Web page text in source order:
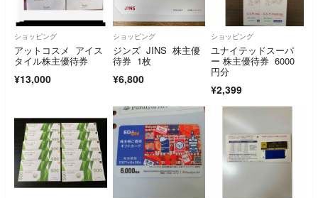
ショッピング
アットコスメ アイス
タイル株主優待券
¥13,000
ショッピング
ジンズ JINS 株主優
待券 1枚
¥6,800
ショッピング
ユナイテッドスーパ
ー 株主優待券 6000
円分
¥2,399